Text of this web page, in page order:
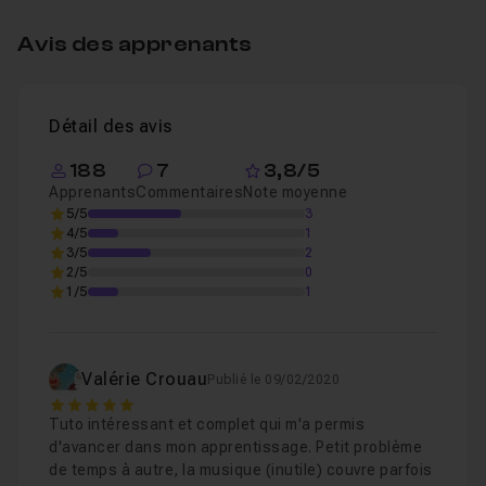
Avis des apprenants
Détail des avis
188
Apprenants
7
Commentaires
3,8/5
Note moyenne
5/5
3
4/5
1
3/5
2
2/5
0
1/5
1
Valérie Crouau Publié le 09/02/2020
5
Tuto intéressant et complet qui m'a permis
d'avancer dans mon apprentissage. Petit problème
de temps à autre, la musique (inutile) couvre parfois